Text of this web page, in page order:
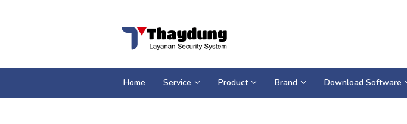
Home Service Product Brand Download Software